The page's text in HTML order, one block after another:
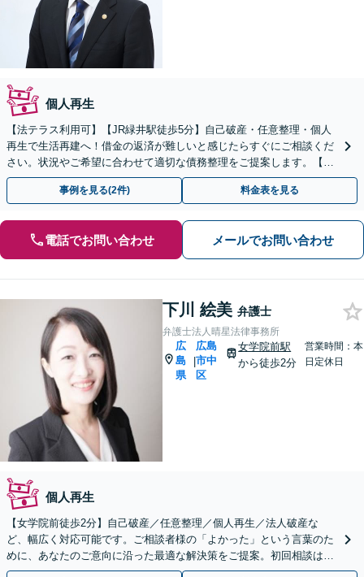
個人再生
【法テラス利用可】【JR緑井駅徒歩5分】自己破産・任意整理・個人
再生で生活再建へ！借金の返済が難しいと感じたらすぐにご相談くだ
さい。状況やご希望に合わせて適切な債務整理をご提案します。【完
全個室】【弁護士直通電話あり】
事例を見る(2件) 料金表を見る
電話でお問い合わせ メールでお問い合わせ
下川 絵美 弁護士
弁護士法人晴星法律事務所
広
島
県
|
広島
市中
区
女学院前駅
から徒歩2分
営業時間：本
日定休日
個人再生
【女学院前徒歩2分】自己破産／任意整理／個人再生／法人破産な
ど、幅広く対応可能です。ご相談者様の「よかった」という言葉のた
めに、あなたのご意向に沿った最適な解決策をご提案。初回相談は無
料で承ります。【広島駅徒歩圏内】【キッズスペースあり】